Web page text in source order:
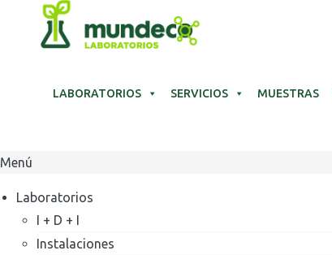
contenido
LABORATORIOS SERVICIOS MUESTRAS
Menú
Laboratorios
I + D + I
Instalaciones